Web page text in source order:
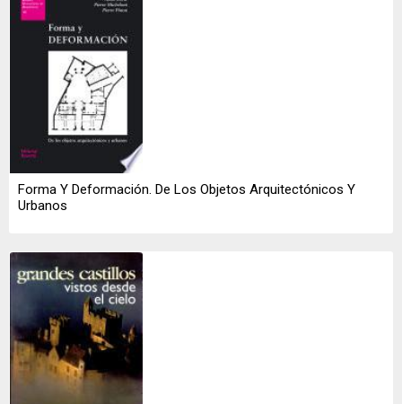
Forma Y Deformación. De Los Objetos Arquitectónicos Y
Urbanos